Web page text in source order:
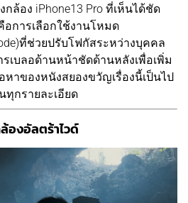
ล้อง iPhone13 Pro ที่เห็นได้ชัด
อการเลือกใช้งานโหมด
ที่ช่วยปรับโฟกัสระหว่างบุคคล
เบลอด้านหน้าชัดด้านหลังเพื่อเพิ่ม
หาของหนังสยองขวัญเรื่องนี้เป็นไป
กรายละเอียด
องอัลตร้าไวด์